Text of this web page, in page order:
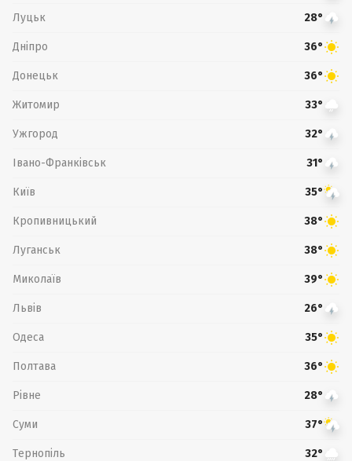
Луцьк 28°
Дніпро 36°
Донецьк 36°
Житомир 33°
Ужгород 32°
Івано-Франківськ 31°
Київ 35°
Кропивницький 38°
Луганськ 38°
Миколаїв 39°
Львів 26°
Одеса 35°
Полтава 36°
Рівне 28°
Суми 37°
Тернопіль 32°